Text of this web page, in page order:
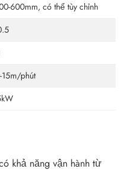
600mm, có thể tùy chỉnh
15m/phút
khả năng vận hành từ